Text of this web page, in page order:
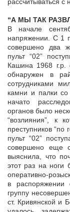
рассчитываться с
“А МЫ ТАК
В начале
напряжении. С 1
совершено два
пульт “02”
Кашина 1968 г.р.
обнаружен в
сотрудниками
камни и палки
начато
органов было
“возлияния”, к
преступников “по
пульт “02”
совершено еще
выяснила, что
этот раз на
оперативно-
в распоряжении
группу
ст. Кривянской и